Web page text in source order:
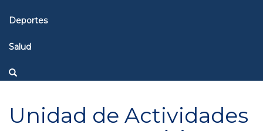
Deportes
Salud
Unidad de Actividades